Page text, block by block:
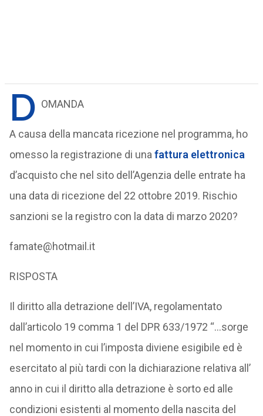
D OMANDA
A causa della mancata ricezione nel programma, ho
omesso la registrazione di una fattura elettronica
d’acquisto che nel sito dell’Agenzia delle entrate ha
una data di ricezione del 22 ottobre 2019. Rischio
sanzioni se la registro con la data di marzo 2020?
famate@hotmail.it
RISPOSTA
Il diritto alla detrazione dell’IVA, regolamentato
dall’articolo 19 comma 1 del DPR 633/1972 “…sorge
nel momento in cui l’imposta diviene esigibile ed è
esercitato al più tardi con la dichiarazione relativa all’
anno in cui il diritto alla detrazione è sorto ed alle
condizioni esistenti al momento della nascita del